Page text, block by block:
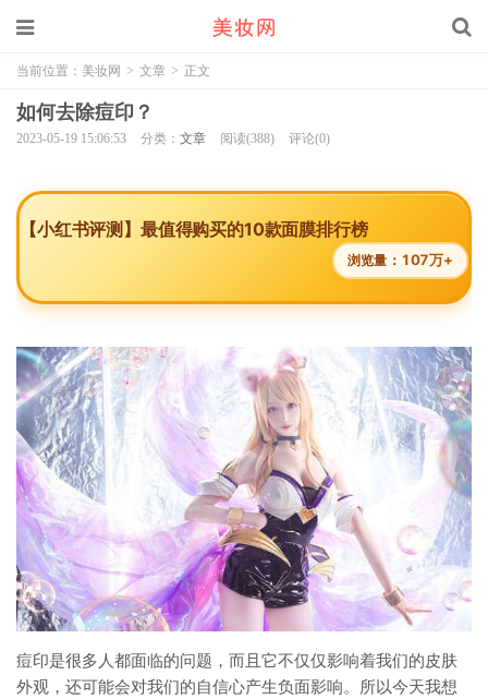
当前位置： 美妆网 > 文章 > 正文
如何去除痘印？
2023-05-19 15:06:53 分类： 文章 阅读(388) 评论(0)
【小红书评测】最值得购买的10款面膜排行榜
浏览量： 107万+
痘印是很多人都面临的问题，而且它不仅仅影响着我们的皮肤
外观，还可能会对我们的自信心产生负面影响。所以今天我想